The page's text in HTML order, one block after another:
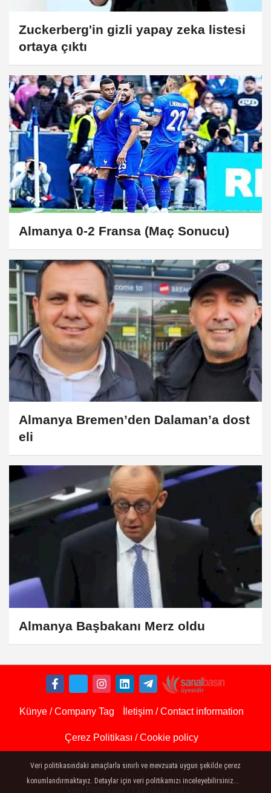
Zuckerberg'in gizli yapay zeka listesi
ortaya çıktı
Almanya 0-2 Fransa (Maç Sonucu)
Almanya Bremen’den Dalaman’a dost
eli
Almanya Başbakanı Merz oldu
Künye / Company Tag İletişim / Contact information
Çerez Politikası / Cookie policy
Gizlilik Politikası - Privacy Policy
Veri politikasındaki amaçlarla sınırlı ve mevzuata uygun şekilde çerez
konumlandırmaktayız. Detaylar için veri politikamızı inceleyebilirsiniz...